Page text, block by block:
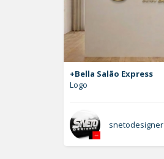
+Bella Salão Express
Logo
snetodesigner